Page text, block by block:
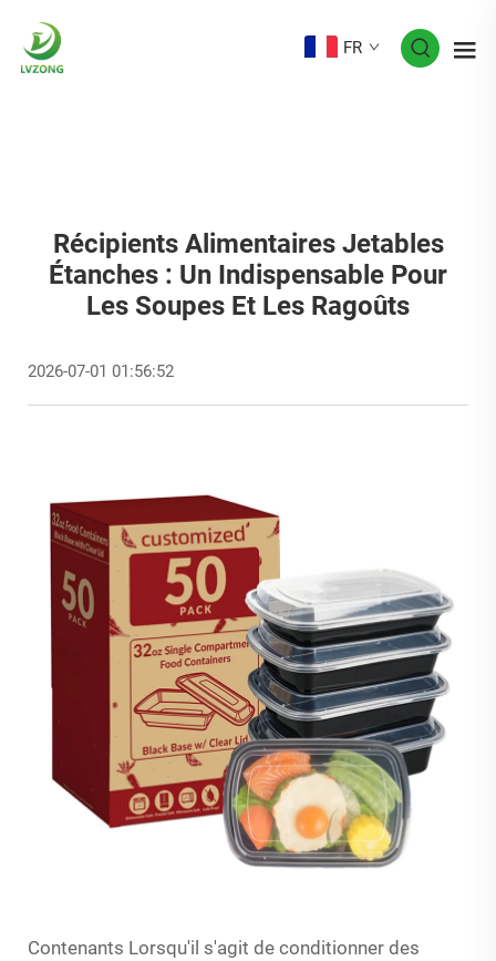
FR
Récipients Alimentaires Jetables
Étanches : Un Indispensable Pour
Les Soupes Et Les Ragoûts
2026-07-01 01:56:52
Contenants Lorsqu'il s'agit de conditionner des